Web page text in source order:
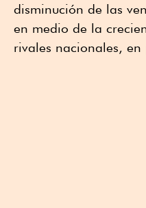
disminución de las
en medio de la
rivales nacionales,